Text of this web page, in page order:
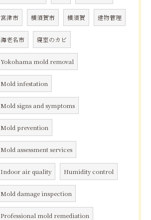
宮津市 横須賀市 横須賀 建物管理
海老名市 寝室のカビ
Yokohama mold removal
Mold infestation
Mold signs and symptoms
Mold prevention
Mold assessment services
Indoor air quality Humidity control
Mold damage inspection
Professional mold remediation